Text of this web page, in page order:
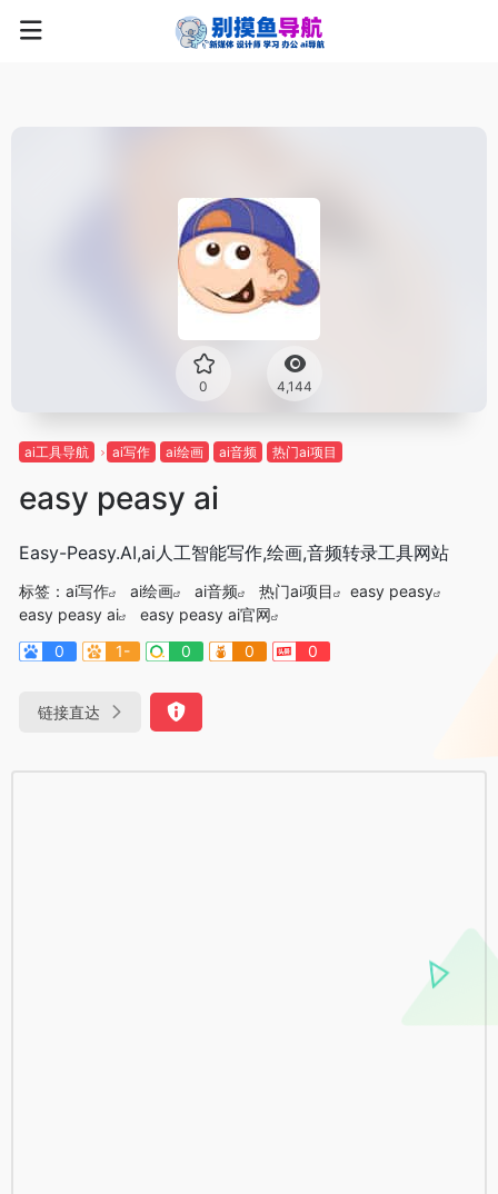
0 4,144
ai工具导航 ai写作 ai绘画 ai音频 热门ai项目
easy peasy ai
Easy-Peasy.AI,ai人工智能写作,绘画,音频转录工具网站
标签： ai写作 ai绘画 ai音频 热门ai项目
easy peasy
easy peasy ai
easy peasy ai官网
0
1- 0 0 0
链接直达